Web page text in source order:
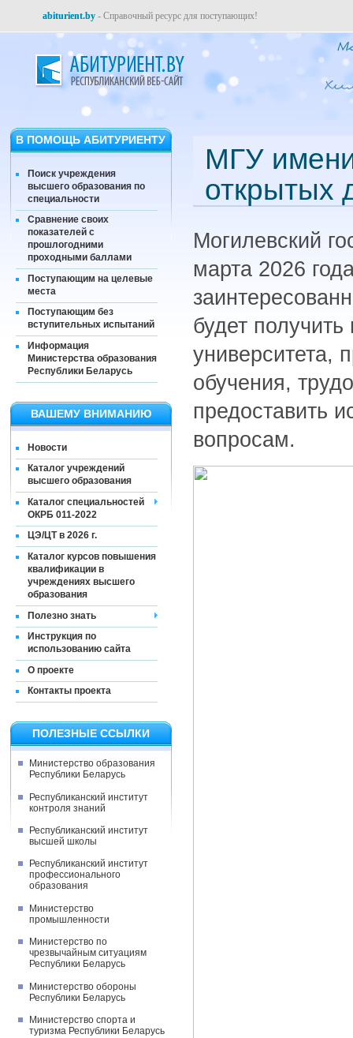
abiturient.by - Справочный ресурс для поступающих!
В ПОМОЩЬ АБИТУРИЕНТУ
Поиск учреждения
высшего образования по
специальности
Сравнение своих
показателей с
прошлогодними
проходными баллами
Поступающим на целевые
места
Поступающим без
вступительных испытаний
Информация
Министерства образования
Республики Беларусь
ВАШЕМУ ВНИМАНИЮ
Новости
Каталог учреждений
высшего образования
Каталог специальностей
ОКРБ 011-2022
ЦЭ/ЦТ в 2026 г.
Каталог курсов повышения
квалификации в
учреждениях высшего
образования
Полезно знать
Инструкция по
использованию сайта
О проекте
Контакты проекта
ПОЛЕЗНЫЕ ССЫЛКИ
Министерство образования
Республики Беларусь
Республиканский институт
контроля знаний
Республиканский институт
высшей школы
Республиканский институт
профессионального
образования
Министерство
промышленности
Министерство по
чрезвычайным ситуациям
Республики Беларусь
Министерство обороны
Республики Беларусь
Министерство спорта и
туризма Республики Беларусь
МГУ
открытых
Могилевский
марта 2026
будет
университета,
обучения,
предоставить
вопросам.